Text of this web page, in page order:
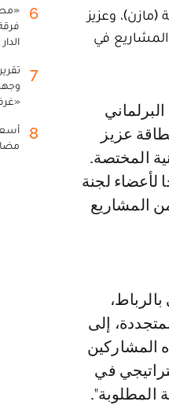
(مازن)، وعزيز
المشاريع في
عزيز
المختصة.
لأعضاء لجنة
المشاريع
المتجددة، إلى
المشاركين
في
6
7
8